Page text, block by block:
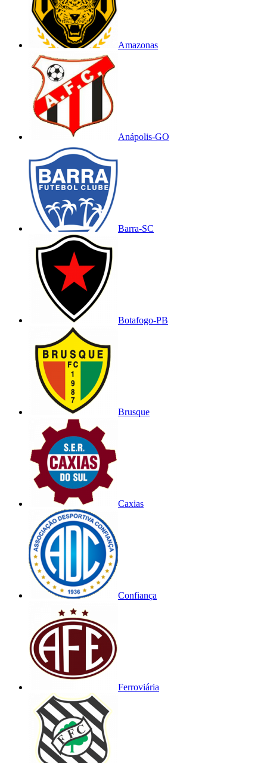
Amazonas
Anápolis-GO
Barra-SC
Botafogo-PB
Brusque
Caxias
Confiança
Ferroviária